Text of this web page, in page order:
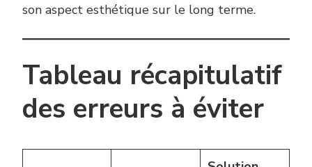
son aspect esthétique sur le long terme.
Tableau récapitulatif
des erreurs à éviter